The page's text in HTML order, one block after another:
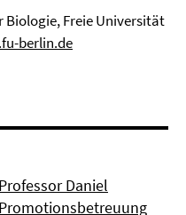
Biologie, Freie Universität
berlin.de
Daniel